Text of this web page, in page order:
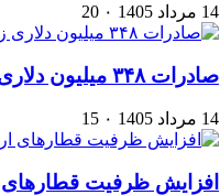
14 مرداد 1405 ۰ 20
صادرات ۳۴۸ میلیون دلاری زنجان| ‌کاهش ۱۷ درصدی واردات
14 مرداد 1405 ۰ 15
افزایش ظرفیت قطارهای